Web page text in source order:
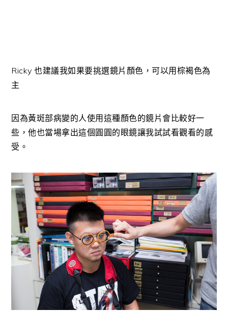
Ricky 也建議我如果要挑選鏡片顏色，可以用棕褐色為
主
因為黃斑部病變的人使用這種顏色的鏡片會比較好一
些，他也當場拿出這個圓圓的眼鏡讓我試試看觀看的感
受。